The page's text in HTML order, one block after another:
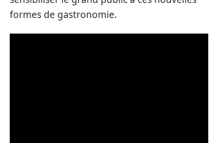
formes de gastronomie.